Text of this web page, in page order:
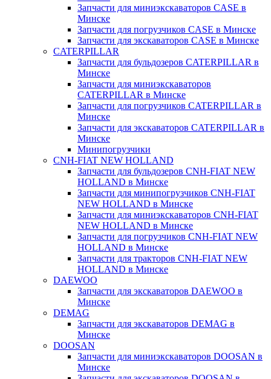
Запчасти для миниэкскаваторов CASE в
Минске
Запчасти для погрузчиков CASE в Минске
Запчасти для экскаваторов CASE в Минске
CATERPILLAR
Запчасти для бульдозеров CATERPILLAR в
Минске
Запчасти для миниэкскаваторов
CATERPILLAR в Минске
Запчасти для погрузчиков CATERPILLAR в
Минске
Запчасти для экскаваторов CATERPILLAR в
Минскe
Минипогрузчики
CNH-FIAT NEW HOLLAND
Запчасти для бульдозеров CNH-FIAT NEW
HOLLAND в Минске
Запчасти для минипогрузчиков CNH-FIAT
NEW HOLLAND в Минске
Запчасти для миниэкскаваторов CNH-FIAT
NEW HOLLAND в Минске
Запчасти для погрузчиков CNH-FIAT NEW
HOLLAND в Минске
Запчасти для тракторов CNH-FIAT NEW
HOLLAND в Минске
DAEWOO
Запчасти для экскаваторов DAEWOO в
Минске
DEMAG
Запчасти для экскаваторов DEMAG в
Минске
DOOSAN
Запчасти для миниэкскаваторов DOOSAN в
Минске